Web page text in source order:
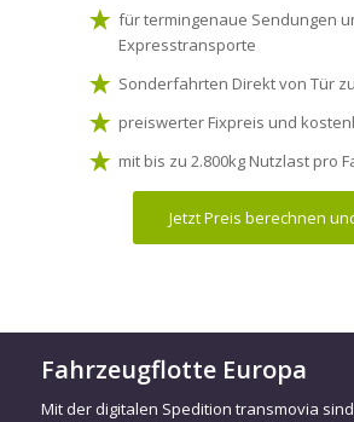
für termingenaue Sendungen
Expresstransporte
Sonderfahrten Direkt von Tür
preiswerter Fixpreis und
mit bis zu 2.800kg Nutzlast pro
Jetzt Preis berechnen
Fahrzeugflotte Europa
Mit der digitalen Spedition transmovia